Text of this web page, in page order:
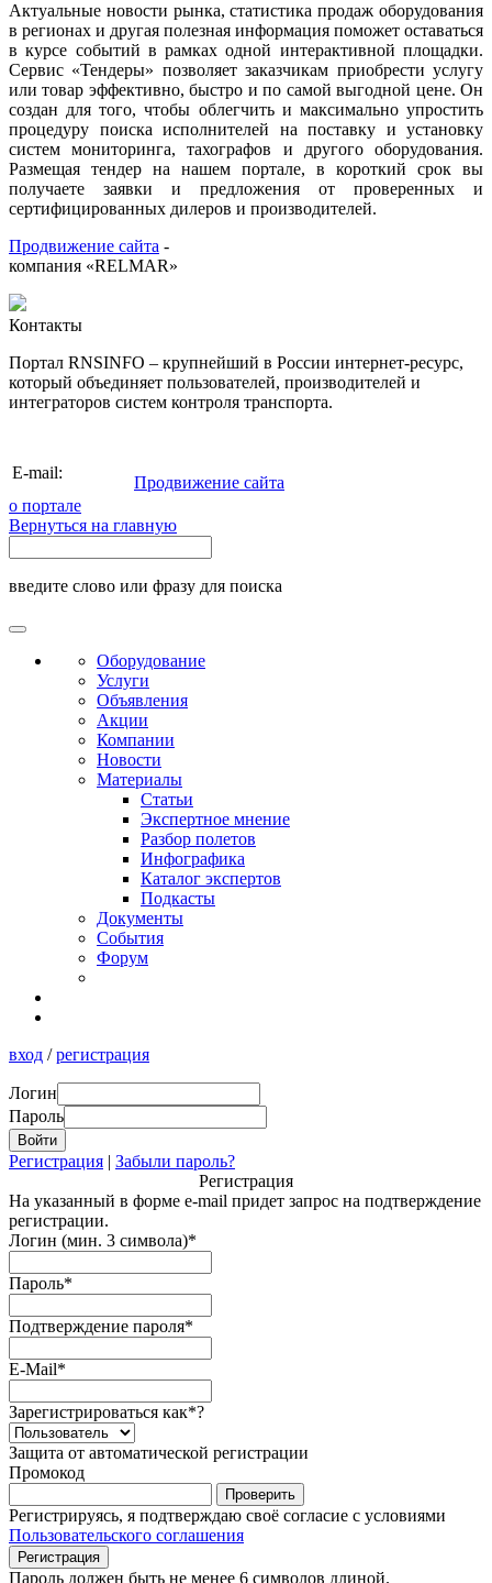
Актуальные новости рынка, статистика продаж оборудования
в регионах и другая полезная информация поможет оставаться
в курсе событий в рамках одной интерактивной площадки.
Сервис «Тендеры» позволяет заказчикам приобрести услугу
или товар эффективно, быстро и по самой выгодной цене. Он
создан для того, чтобы облегчить и максимально упростить
процедуру поиска исполнителей на поставку и установку
систем мониторинга, тахографов и другого оборудования.
Размещая тендер на нашем портале, в короткий срок вы
получаете заявки и предложения от проверенных и
сертифицированных дилеров и производителей.
Продвижение сайта -
компания «RELMAR»
Контакты
Портал RNSINFO – крупнейший в России интернет-ресурс,
который объединяет пользователей, производителей и
интеграторов систем контроля транспорта.
E-mail:
Продвижение сайта
о портале
Вернуться на главную
введите слово или фразу для поиска
Оборудование
Услуги
Объявления
Акции
Компании
Новости
Материалы
Статьи
Экспертное мнение
Разбор полетов
Инфографика
Каталог экспертов
Подкасты
Документы
События
Форум
вход /регистрация
Логин
Пароль
Регистрация | Забыли пароль?
Регистрация
На указанный в форме e-mail придет запрос на подтверждение
регистрации.
Логин (мин. 3 символа)*
Пароль*
Подтверждение пароля*
E-Mail*
Зарегистрироваться как*?
Защита от автоматической регистрации
Промокод
Регистрируясь, я подтверждаю своё согласие с условиями
Пользовательского соглашения
Пароль должен быть не менее 6 символов длиной.